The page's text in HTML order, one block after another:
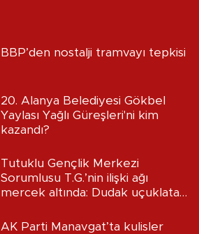
BBP’den nostalji tramvayı tepkisi
20. Alanya Belediyesi Gökbel
Yaylası Yağlı Güreşleri'ni kim
kazandı?
Tutuklu Gençlik Merkezi
Sorumlusu T.G.’nin ilişki ağı
mercek altında: Dudak uçuklatan
AK Parti Manavgat’ta kulisler